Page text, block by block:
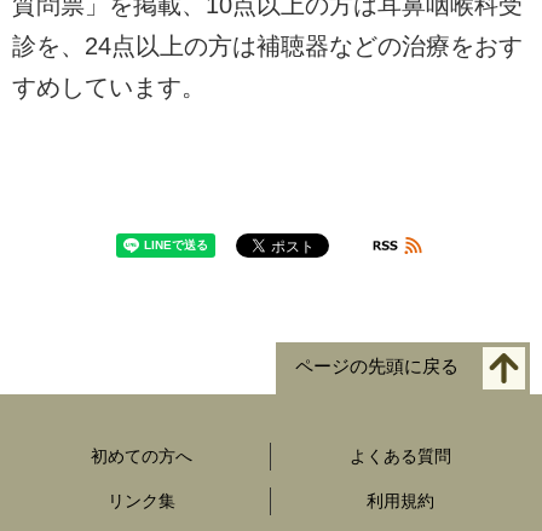
診を、24点以上の方は補聴器などの治療をおす
すめしています。
ページの先頭に戻る
初めての方へ よくある質問
リンク集 利用規約